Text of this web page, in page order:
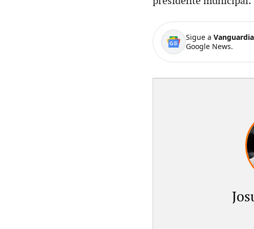
Sigue a Vanguardia
Google News.